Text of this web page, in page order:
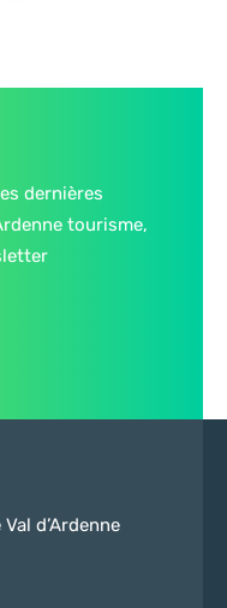
dernières
tourisme,
d’Ardenne